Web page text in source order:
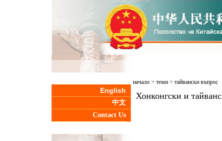
English
中文
Contact Us
начало> теми> тайвански въпрос
Хонконгски и